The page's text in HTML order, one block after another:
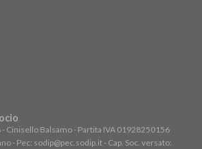
- Cinisello Balsamo - Partita IVA 01928250156
- Pec: sodip@pec.sodip.it - Cap. Soc. versato: